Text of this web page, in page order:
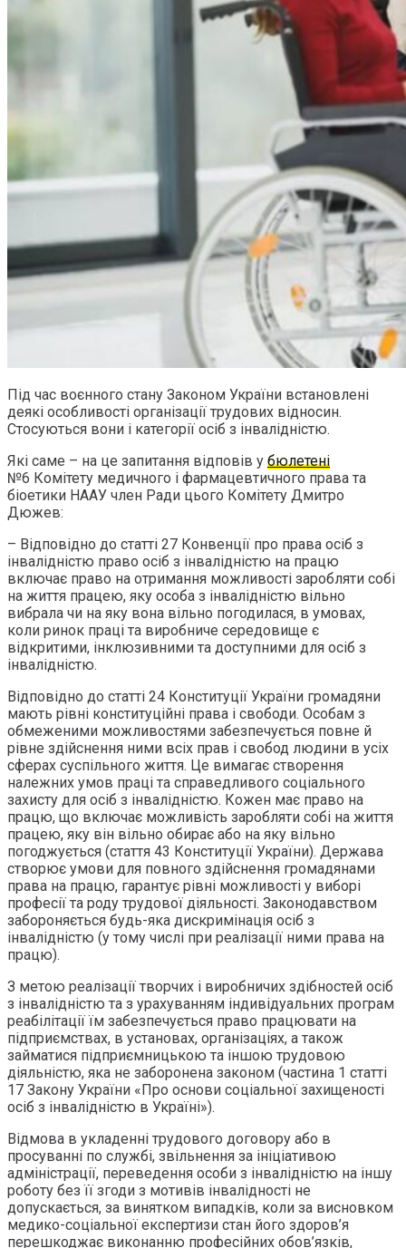
Під час воєнного стану Законом України встановлені
деякі особливості організації трудових відносин.
Стосуються вони і категорії осіб з інвалідністю.
Які саме – на це запитання відповів у бюлетені
№6 Комітету медичного і фармацевтичного права та
біоетики НААУ член Ради цього Комітету Дмитро
Дюжев:
– Відповідно до статті 27 Конвенції про права осіб з
інвалідністю право осіб з інвалідністю на працю
включає право на отримання можливості заробляти собі
на життя працею, яку особа з інвалідністю вільно
вибрала чи на яку вона вільно погодилася, в умовах,
коли ринок праці та виробниче середовище є
відкритими, інклюзивними та доступними для осіб з
інвалідністю.
Відповідно до статті 24 Конституції України громадяни
мають рівні конституційні права і свободи. Особам з
обмеженими можливостями забезпечується повне й
рівне здійснення ними всіх прав і свобод людини в усіх
сферах суспільного життя. Це вимагає створення
належних умов праці та справедливого соціального
захисту для осіб з інвалідністю. Кожен має право на
працю, що включає можливість заробляти собі на життя
працею, яку він вільно обирає або на яку вільно
погоджується (стаття 43 Конституції України). Держава
створює умови для повного здійснення громадянами
права на працю, гарантує рівні можливості у виборі
професії та роду трудової діяльності. Законодавством
забороняється будь-яка дискримінація осіб з
інвалідністю (у тому числі при реалізації ними права на
працю).
З метою реалізації творчих і виробничих здібностей осіб
з інвалідністю та з урахуванням індивідуальних програм
реабілітації їм забезпечується право працювати на
підприємствах, в установах, організаціях, а також
займатися підприємницькою та іншою трудовою
діяльністю, яка не заборонена законом (частина 1 статті
17 Закону України «Про основи соціальної захищеності
осіб з інвалідністю в Україні»).
Відмова в укладенні трудового договору або в
просуванні по службі, звільнення за ініціативою
адміністрації, переведення особи з інвалідністю на іншу
роботу без її згоди з мотивів інвалідності не
допускається, за винятком випадків, коли за висновком
медико-соціальної експертизи стан його здоров’я
перешкоджає виконанню професійних обов’язків,